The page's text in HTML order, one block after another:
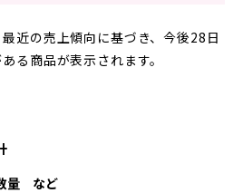
近の売上傾向に基づき、今後28日
る商品が表示されます。
量 など